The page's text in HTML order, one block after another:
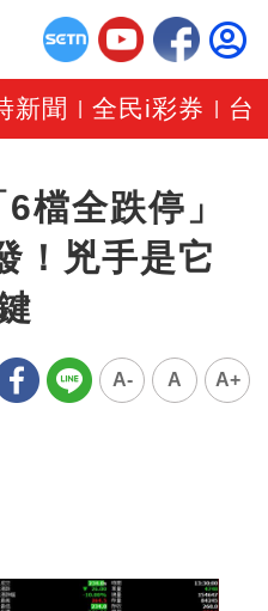
新聞 |全民i彩券 台
檔全跌停」
！兇手是它
A- A A+